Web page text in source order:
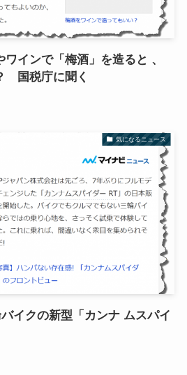
インで「梅酒」を造ると 、
国税庁に聞く
気になるニュース
イクの新型「カンナ ムスパイ